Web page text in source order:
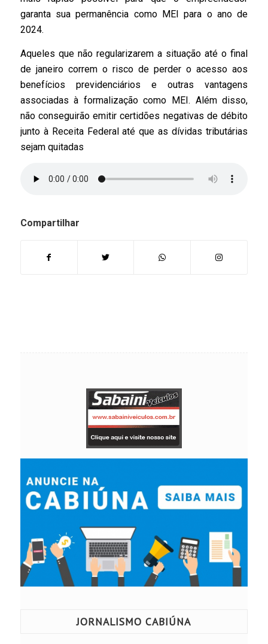
garanta sua permanência como MEI para o ano de
2024.
Aqueles que não regularizarem a situação até o final
de janeiro correm o risco de perder o acesso aos
benefícios previdenciários e outras vantagens
associadas à formalização como MEI. Além disso,
não conseguirão emitir certidões negativas de débito
junto à Receita Federal até que as dívidas tributárias
sejam quitadas
Compartilhar
JORNALISMO CABIÚNA